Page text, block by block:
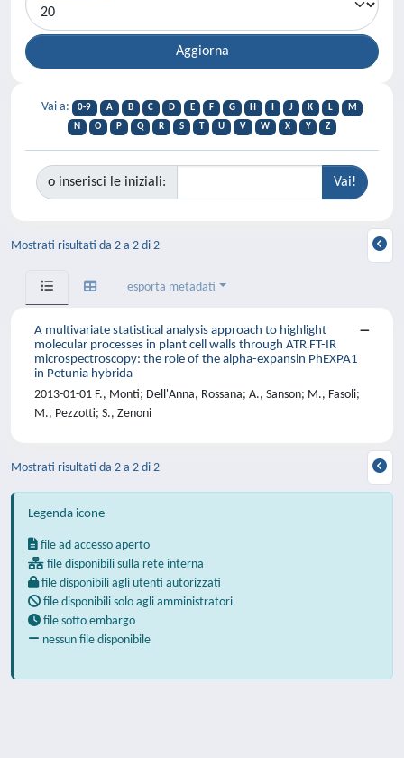
Vai a: 0-9 A B C D E F G H J K L
M
N
O P Q R S T U V W X Y Z
o inserisci le iniziali:
Mostrati risultati da 2 a 2 di 2
esporta metadati
A multivariate statistical analysis approach to highlight
molecular processes in plant cell walls through ATR FT-IR
microspectroscopy: the role of the alpha-expansin PhEXPA1
in Petunia hybrida
2013-01-01 F., Monti; Dell'Anna, Rossana; A., Sanson; M., Fasoli;
M., Pezzotti; S., Zenoni
Mostrati risultati da 2 a 2 di 2
Legenda icone
file ad accesso aperto
file disponibili sulla rete interna
file disponibili agli utenti autorizzati
file disponibili solo agli amministratori
file sotto embargo
nessun file disponibile